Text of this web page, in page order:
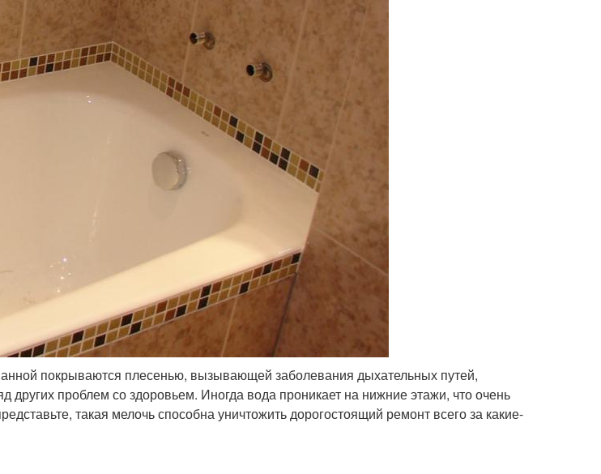
покрываются плесенью, вызывающей заболевания дыхательных путей,
других проблем со здоровьем. Иногда вода проникает на нижние этажи, что очень
такая мелочь способна уничтожить дорогостоящий ремонт всего за какие-